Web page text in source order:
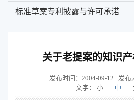
标准草案专利披露与许可承诺
关于老提案的知识
发布时间：2004-09-12
发布
文字：
小 中